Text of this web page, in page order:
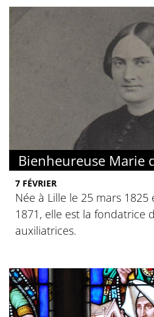
Bienheureuse Marie
7 FÉVRIER
Née à Lille le 25 mars
1871, elle est la fondatrice
auxiliatrices.